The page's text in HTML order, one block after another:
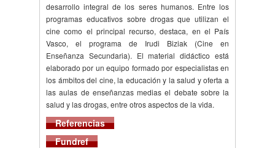
desarrollo integral de los seres humanos. Entre los
programas educativos sobre drogas que utilizan el
cine como el principal recurso, destaca, en el País
Vasco, el programa de Irudi Biziak (Cine en
Enseñanza Secundaria). El material didáctico está
elaborado por un equipo formado por especialistas en
los ámbitos del cine, la educación y la salud y oferta a
las aulas de enseñanzas medias el debate sobre la
salud y las drogas, entre otros aspectos de la vida.
Referencias
Fundref